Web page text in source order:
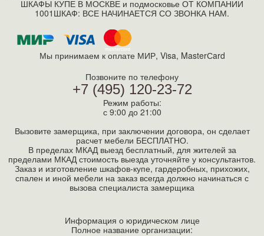
ШКАФЫ КУПЕ В МОСКВЕ и подмосковье ОТ КОМПАНИИ
1001ШКАФ: ВСЕ НАЧИНАЕТСЯ СО ЗВОНКА НАМ.
Мы принимаем к оплате МИР, Visa, MasterСard
Позвоните по телефону
+7 (495) 120-23-72
Режим работы:
с 9:00 до 21:00
Вызовите замерщика, при заключении договора, он сделает
расчет мебели БЕСПЛАТНО.
В пределах МКАД выезд бесплатный, для жителей за
пределами МКАД стоимость выезда уточняйте у консультантов.
Заказ и изготовление шкафов-купе, гардеробных, прихожих,
спален и иной мебели на заказ всегда должно начинаться с
вызова специалиста замерщика
Информация о юридическом лице
Полное название организации: